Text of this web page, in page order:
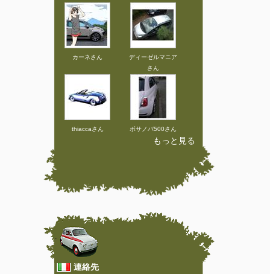
カーネさん
ディーゼルマニア
さん
thiaccaさん ボサノバ500さん
もっと見る
連絡先